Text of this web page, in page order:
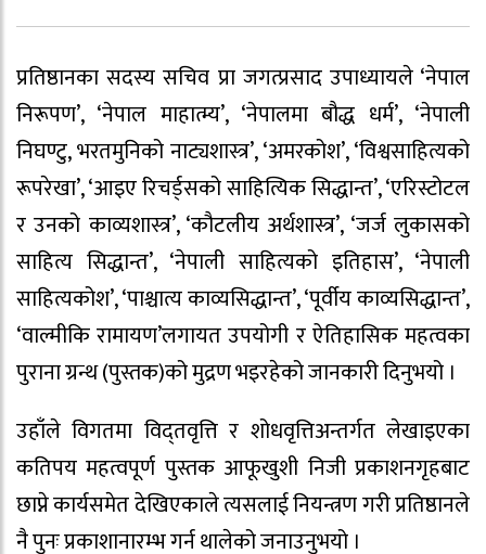
प्रतिष्ठानका सदस्य सचिव प्रा जगत्प्रसाद उपाध्यायले ‘नेपाल
निरूपण’, ‘नेपाल माहात्म्य’, ‘नेपालमा बौद्ध धर्म’, ‘नेपाली
निघण्टु, भरतमुनिको नाट्यशास्त्र’, ‘अमरकोश’, ‘विश्वसाहित्यको
रूपरेखा’, ‘आइए रिचर्ड्सको साहित्यिक सिद्धान्त’, ‘एरिस्टोटल
र उनको काव्यशास्त्र’, ‘कौटलीय अर्थशास्त्र’, ‘जर्ज लुकासको
साहित्य सिद्धान्त’, ‘नेपाली साहित्यको इतिहास’, ‘नेपाली
साहित्यकोश’, ‘पाश्चात्य काव्यसिद्धान्त’, ‘पूर्वीय काव्यसिद्धान्त’,
‘वाल्मीकि रामायण’लगायत उपयोगी र ऐतिहासिक महत्वका
पुराना ग्रन्थ (पुस्तक)को मुद्रण भइरहेको जानकारी दिनुभयो ।
उहाँले विगतमा विद्तवृत्ति र शोधवृत्तिअन्तर्गत लेखाइएका
कतिपय महत्वपूर्ण पुस्तक आफूखुशी निजी प्रकाशनगृहबाट
छाप्ने कार्यसमेत देखिएकाले त्यसलाई नियन्त्रण गरी प्रतिष्ठानले
नै पुनः प्रकाशानारम्भ गर्न थालेको जनाउनुभयो ।